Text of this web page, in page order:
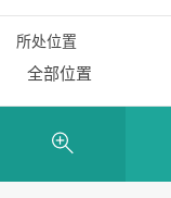
所处位置
全部位置